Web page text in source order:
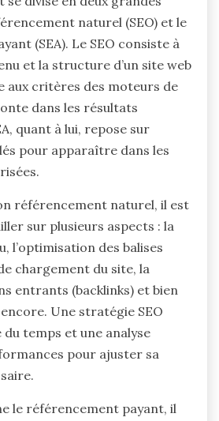
naturel (SEO) et le
(SEA). Le SEO consiste à
et la structure d’un site web
aux critères des moteurs de
dans les résultats
quant à lui, repose sur
pour apparaître dans les
référencement naturel, il est
sur plusieurs aspects : la
l’optimisation des balises
chargement du site, la
entrants (backlinks) et bien
Une stratégie SEO
temps et une analyse
pour ajuster sa
le référencement payant, il